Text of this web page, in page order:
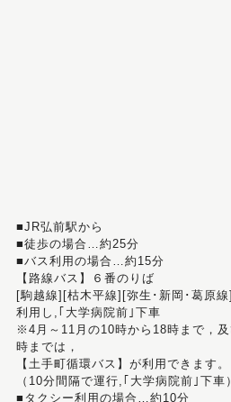
■JR弘前駅から
■徒歩の場合…約25分
■バス利用の場合…約15分
【路線バス】６番のりば
[駒越線][枯木平線][弥生･新岡･葛原
利用し,｢大学病院前｣下車
※4月～11月の10時から18時まで，
時までは，
【土手町循環バス】が利用できます。
（10分間隔で運行,｢大学病院前｣下車）
■タクシー利用の場合…約10分